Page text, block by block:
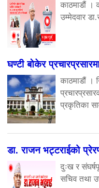
काठमाडौं ।
उम्मेदवार
घण्टी बोकेर
काठमाडौं ।
प्रकृतिका
डा. राजन भट्टराईको
दुःख र
सचिव तथा